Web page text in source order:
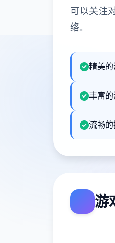
可以关注
络。
精美
丰富
流畅
游